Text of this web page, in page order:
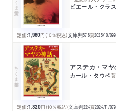
ピエール・クラ
定価:1,980円 （10％税込）文庫判576頁2025/10/09
ちくま学芸文庫 アステカ・マ
カール・タウベ著
定価:1,320円 （10％税込）文庫判224頁2024/11/07